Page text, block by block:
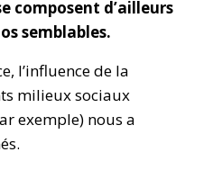
composent d’ailleurs
semblables.
l’influence de la
milieux sociaux
exemple) nous a